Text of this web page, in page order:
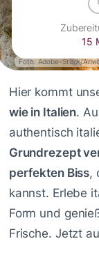
Foto: Adobe-Stock/
15
Hier kommt
wie in Italien.
authentisch
Grundrezept
perfekten Biss,
kannst. Erlebe
Form und
Frische. Jetzt